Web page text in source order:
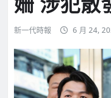
新一代時報 6 月 24,